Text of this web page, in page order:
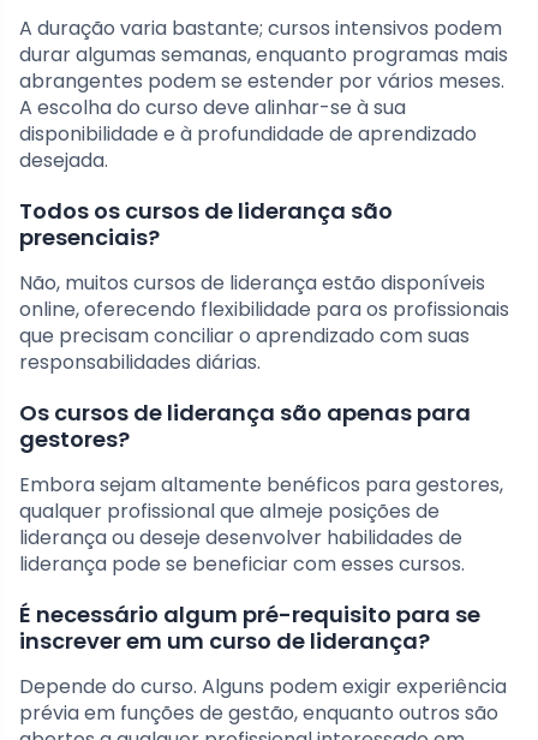
A duração varia bastante; cursos intensivos podem
durar algumas semanas, enquanto programas mais
abrangentes podem se estender por vários meses.
A escolha do curso deve alinhar-se à sua
disponibilidade e à profundidade de aprendizado
desejada.
Todos os cursos de liderança são
presenciais?
Não, muitos cursos de liderança estão disponíveis
online, oferecendo flexibilidade para os profissionais
que precisam conciliar o aprendizado com suas
responsabilidades diárias.
Os cursos de liderança são apenas para
gestores?
Embora sejam altamente benéficos para gestores,
qualquer profissional que almeje posições de
liderança ou deseje desenvolver habilidades de
liderança pode se beneficiar com esses cursos.
É necessário algum pré-requisito para se
inscrever em um curso de liderança?
Depende do curso. Alguns podem exigir experiência
prévia em funções de gestão, enquanto outros são